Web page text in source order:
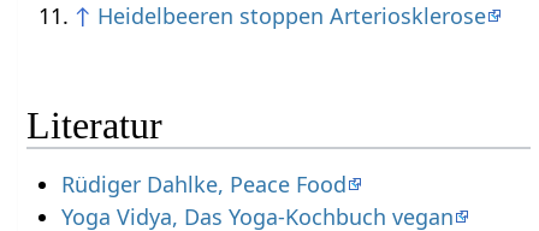
↑ Heidelbeeren stoppen Arteriosklerose
Literatur
Rüdiger Dahlke, Peace Food
Yoga Vidya, Das Yoga-Kochbuch vegan